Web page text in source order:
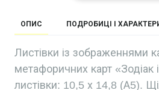
ОПИС ПОДРОБИЦІ І
Листівки із зображеннями
метафоричних карт «Зодіак
листівки: 10,5 х 14,8 (А5).